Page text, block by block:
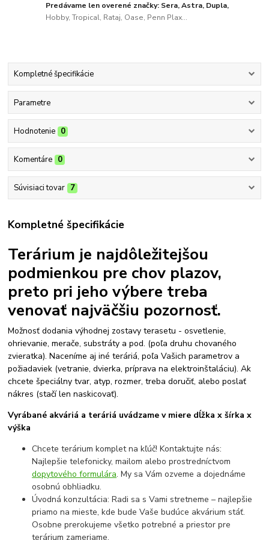
Predávame len overené značky: Sera, Astra, Dupla,
Hobby, Tropical, Rataj, Oase, Penn Plax...
Kompletné špecifikácie
Parametre
Hodnotenie 0
Komentáre 0
Súvisiaci tovar 7
Kompletné špecifikácie
Terárium je najdôležitejšou
podmienkou pre chov plazov,
preto pri jeho výbere treba
venovať najväčšiu pozornosť.
Možnosť dodania výhodnej zostavy terasetu - osvetlenie,
ohrievanie, merače, substráty a pod. (poľa druhu chovaného
zvieratka). Naceníme aj iné teráriá, poľa Vašich parametrov a
požiadaviek (vetranie, dvierka, príprava na elektroinštaláciu). Ak
chcete špeciálny tvar, atyp, rozmer, treba doručiť, alebo poslať
nákres (stačí len naskicovať).
Vyrábané akváriá a teráriá uvádzame v miere dĺžka x šírka x
výška
Chcete terárium komplet na kľúč! Kontaktujte nás:
Najlepšie telefonicky, mailom alebo prostredníctvom
dopytového formulára. My sa Vám ozveme a dojednáme
osobnú obhliadku.
Úvodná konzultácia: Radi sa s Vami stretneme – najlepšie
priamo na mieste, kde bude Vaše budúce akvárium stáť.
Osobne prerokujeme všetko potrebné a priestor pre
terárium zameriame.